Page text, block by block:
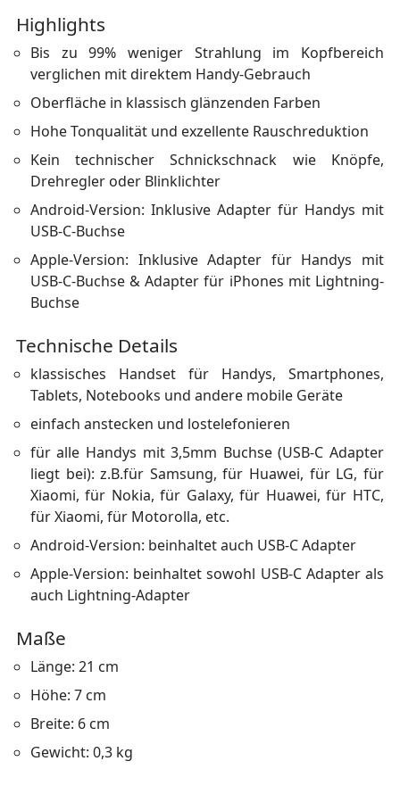
Highlights
Bis zu 99% weniger Strahlung im Kopfbereich
verglichen mit direktem Handy-Gebrauch
Oberfläche in klassisch glänzenden Farben
Hohe Tonqualität und exzellente Rauschreduktion
Kein technischer Schnickschnack wie Knöpfe,
Drehregler oder Blinklichter
Android-Version: Inklusive Adapter für Handys mit
USB-C-Buchse
Apple-Version: Inklusive Adapter für Handys mit
USB-C-Buchse & Adapter für iPhones mit Lightning-
Buchse
Technische Details
klassisches Handset für Handys, Smartphones,
Tablets, Notebooks und andere mobile Geräte
einfach anstecken und lostelefonieren
für alle Handys mit 3,5mm Buchse (USB-C Adapter
liegt bei): z.B.für Samsung, für Huawei, für LG, für
Xiaomi, für Nokia, für Galaxy, für Huawei, für HTC,
für Xiaomi, für Motorolla, etc.
Android-Version: beinhaltet auch USB-C Adapter
Apple-Version: beinhaltet sowohl USB-C Adapter als
auch Lightning-Adapter
Maße
Länge: 21 cm
Höhe: 7 cm
Breite: 6 cm
Gewicht: 0,3 kg